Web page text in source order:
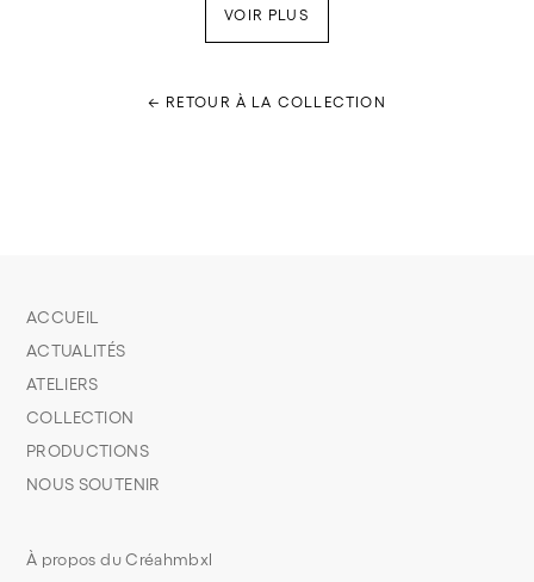
VOIR PLUS
← RETOUR À LA COLLECTION
À propos du Créahmbxl
ACCUEIL
ACTUALITÉS
ATELIERS
COLLECTION
PRODUCTIONS
NOUS SOUTENIR